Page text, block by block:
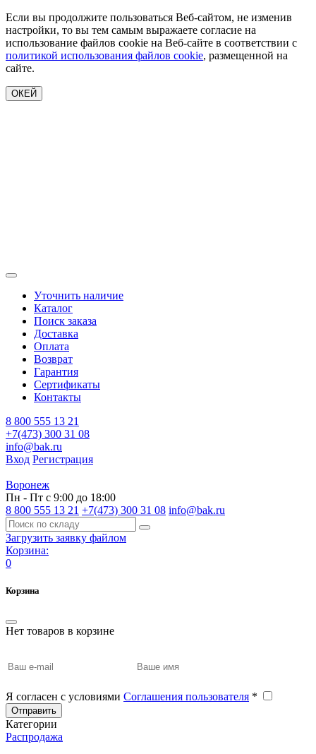
Если вы продолжите пользоваться Веб-сайтом, не изменив
настройки, то вы тем самым выражаете согласие на
использование файлов cookie на Веб-сайте в соответствии с
политикой использования файлов cookie, размещенной на
сайте.
ОКЕЙ
Уточнить наличие
Каталог
Поиск заказа
Доставка
Оплата
Возврат
Гарантия
Сертификаты
Контакты
8 800 555 13 21
+7(473) 300 31 08
info@bak.ru
Вход Регистрация
Воронеж
Пн - Пт с 9:00 до 18:00
8 800 555 13 21 +7(473) 300 31 08 info@bak.ru
Загрузить заявку файлом
Корзина:
0
Корзина
Нет товаров в корзине
Я согласен с условиями Соглашения пользователя *
Отправить
Категории
Распродажа